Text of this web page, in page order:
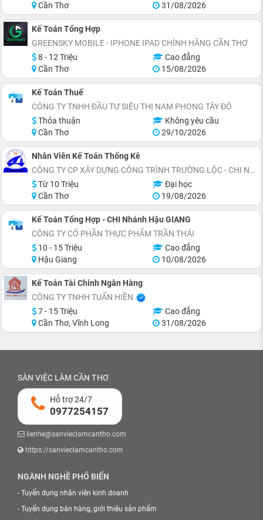
Cần Thơ
31/08/2026
Kế Toán Tổng Hợp
GREENSKY MOBILE - IPHONE IPAD CHÍNH HÃNG CẦN THƠ
8 - 12 Triệu
Cao đẳng
Cần Thơ
15/08/2026
Kế Toán Thuế
CÔNG TY TNHH ĐẦU TƯ SIÊU THỊ NAM PHONG TÂY ĐÔ
Thỏa thuận
Không yêu cầu
Cần Thơ
29/10/2026
Nhân Viên Kế Toán Thống Kê
CÔNG TY CP XÂY DỰNG CÔNG TRÌNH TRƯỜNG LỘC - CHI NHÁNH CẦN THƠ
Từ 10 Triệu
Đại học
Cần Thơ
19/08/2026
Kế Toán Tổng Hợp - CHI Nhánh Hậu GIANG
CÔNG TY CỔ PHẦN THỰC PHẨM TRẦN THÁI
10 - 15 Triệu
Cao đẳng
Hậu Giang
10/08/2026
Kế Toán Tài Chính Ngân Hàng
CÔNG TY TNHH TUẤN HIỀN
7 - 15 Triệu
Cao đẳng
Cần Thơ, Vĩnh Long
31/08/2026
SÀN VIỆC LÀM CẦN THƠ
Hỗ trợ 24/7
0977254157
lienhe@sanvieclamcantho.com
https://sanvieclamcantho.com
NGÀNH NGHỀ PHỔ BIẾN
- Tuyển dụng nhân viên kinh doanh
- Tuyển dụng bán hàng, giới thiệu sản phẩm